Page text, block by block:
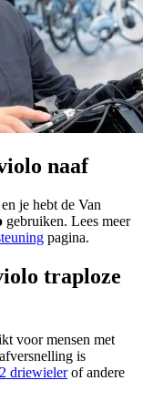
naaf
je hebt de Van
gebruiken. Lees meer
pagina.
traploze
voor mensen met
is
driewielerof andere